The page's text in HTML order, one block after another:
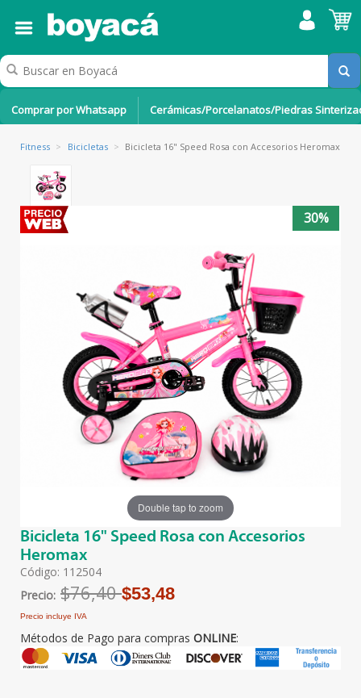
Comprar por Whatsapp Cerámicas/Porcelanatos/Piedras
Fitness > Bicicletas > Bicicleta 16" Speed Rosa con Accesorios Heromax
30%
Double tap to zoom
Bicicleta 16" Speed Rosa con Accesorios
Heromax
Código: 112504
Precio: $76,40$53,48
Precio incluye IVA
Métodos de Pago para compras ONLINE: